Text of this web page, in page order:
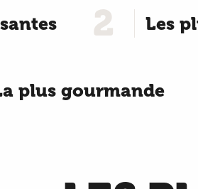
2 Les
plus gourmande